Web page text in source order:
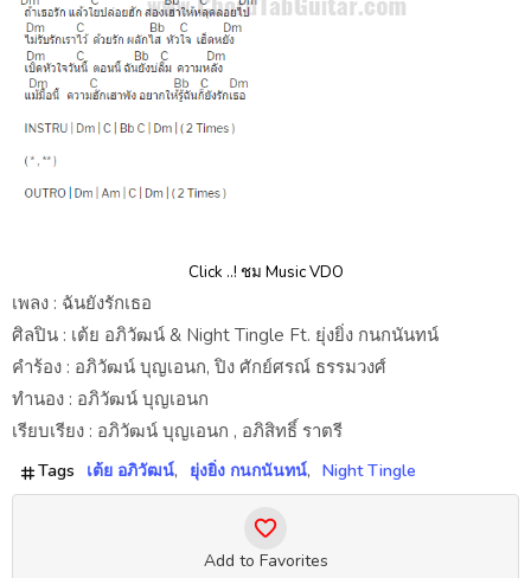
Click ..! ชม Music VDO
เพลง : ฉันยังรักเธอ
ศิลปิน : เต้ย อภิวัฒน์ & Night Tingle Ft. ยุ่งยิ่ง กนกนันทน์
คำร้อง : อภิวัฒน์ บุญเอนก, ปิง ศักย์ศรณ์ ธรรมวงศ์
ทำนอง : อภิวัฒน์ บุญเอนก
เรียบเรียง : อภิวัฒน์ บุญเอนก , อภิสิทธิ์ ราตรี
Tags เต้ย อภิวัฒน์ ยุ่งยิ่ง กนกนันทน์ Night Tingle
Add to Favorites